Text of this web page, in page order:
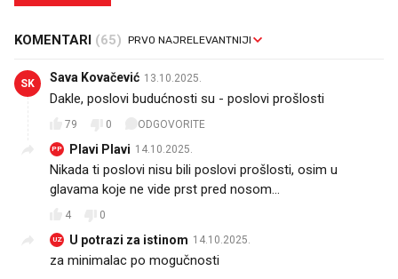
KOMENTARI (65)
SK Sava Kovačević 13.10.2025.
Dakle, poslovi budućnosti su - poslovi prošlosti
79 0 ODGOVORITE
PP Plavi Plavi 14.10.2025.
Nikada ti poslovi nisu bili poslovi prošlosti, osim u
glavama koje ne vide prst pred nosom...
4 0
UZ U potrazi za istinom 14.10.2025.
za minimalac po mogučnosti